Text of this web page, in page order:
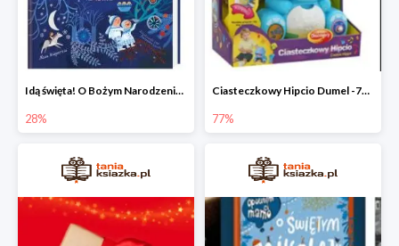
Idą święta! O Bożym Narodzeniu, Mikołaju i tradycjach świątecznych na świecie
28%
Ciasteczkowy Hipcio Dumel -77%
77%